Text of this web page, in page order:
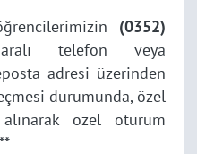
(0352)
telefon veya
adresi üzerinden
durumunda, özel
özel oturum